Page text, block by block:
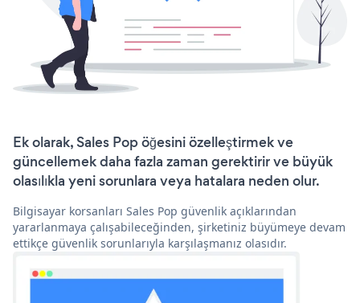
Ek olarak, Sales Pop öğesini özelleştirmek ve
güncellemek daha fazla zaman gerektirir ve büyük
olasılıkla yeni sorunlara veya hatalara neden olur.
Bilgisayar korsanları Sales Pop güvenlik açıklarından
yararlanmaya çalışabileceğinden, şirketiniz büyümeye devam
ettikçe güvenlik sorunlarıyla karşılaşmanız olasıdır.